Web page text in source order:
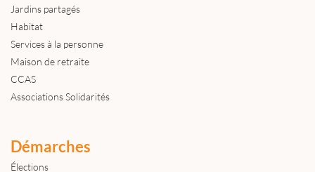
Jardins partagés
Habitat
Services à la personne
Maison de retraite
CCAS
Associations Solidarités
Démarches
Élections